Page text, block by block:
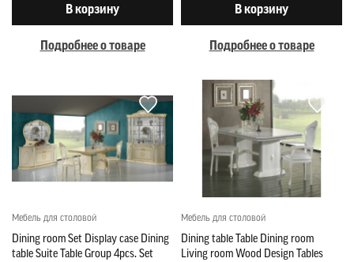
В корзину
Подробнее о товаре
В корзину
Подробнее о товаре
Мебель для столовой
Dining room Set Display case Dining
table Suite Table Group 4pcs. Set
Мебель для столовой
Dining table Table Dining room
Living room Wood Design Tables